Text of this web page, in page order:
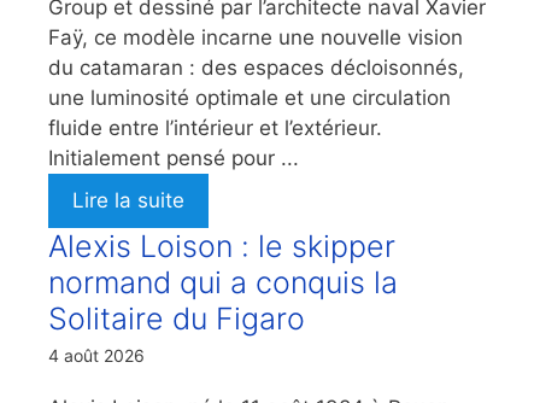
Group et dessiné par l’architecte naval Xavier
Faÿ, ce modèle incarne une nouvelle vision
du catamaran : des espaces décloisonnés,
une luminosité optimale et une circulation
fluide entre l’intérieur et l’extérieur.
Initialement pensé pour ...
Lire la suite
Alexis Loison : le skipper
normand qui a conquis la
Solitaire du Figaro
4 août 2026